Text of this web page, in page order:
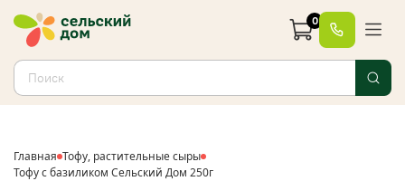
0
Главная Тофу, растительные сыры
Тофу с базиликом Сельский Дом 250г